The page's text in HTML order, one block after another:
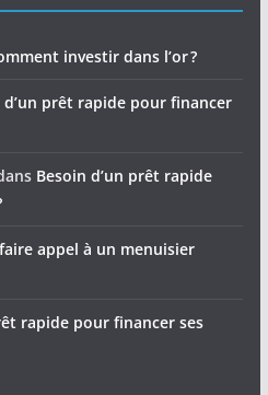
investir dans l’or ?
d’un prêt rapide pour financer
Besoin d’un prêt rapide
appel à un menuisier
rapide pour financer ses